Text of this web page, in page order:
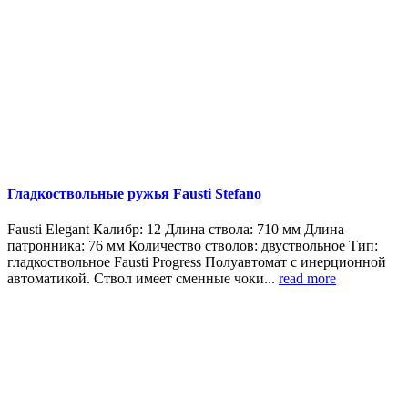
Гладкоствольные ружья Fausti Stefano
Fausti Elegant Калибр: 12 Длина ствола: 710 мм Длина
патронника: 76 мм Количество стволов: двуствольное Тип:
гладкоствольное Fausti Progress Полуавтомат с инерционной
автоматикой. Ствол имеет сменные чоки... read more